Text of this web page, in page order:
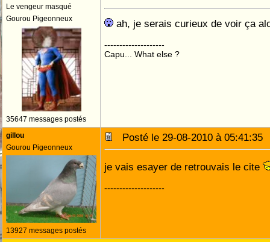
Le vengeur masqué
Gourou Pigeonneux
35647 messages postés
ah, je serais curieux de voir ça
--------------------
Capu... What else ?
gillou
Gourou Pigeonneux
13927 messages postés
Posté le 29-08-2010 à
je vais esayer de retrouvais le cite
--------------------